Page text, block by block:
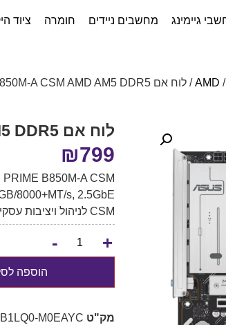
גיימינג מחשבים ניידים חומרה ציוד
/ / לוח אם ASUS Prime B850M-A CSM AMD AM5 DDR5
לוח אם ASUS Prime B850M-A CSM AMD AM5 DDR5
₪799
CSM לניהול ויציבות עסקית. מושלם למחשבי עבודה, יצירה, גיימינג ו-AI מקומי
+
-
הוספה
מק"ט M0EAYC